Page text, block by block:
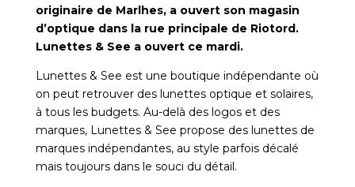
originaire de Marlhes, a ouvert son magasin
d’optique dans la rue principale de Riotord.
Lunettes & See a ouvert ce mardi.
Lunettes & See est une boutique indépendante où
on peut retrouver des lunettes optique et solaires,
à tous les budgets. Au-delà des logos et des
marques, Lunettes & See propose des lunettes de
marques indépendantes, au style parfois décalé
mais toujours dans le souci du détail.